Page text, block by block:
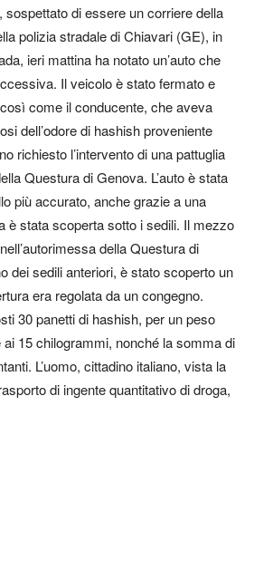
sospettato di essere un corriere della
polizia stradale di Chiavari (GE), in
ieri mattina ha notato un’auto che
Il veicolo è stato fermato e
come il conducente, che aveva
dell’odore di hashish proveniente
richiesto l’intervento di una pattuglia
Questura di Genova. L’auto è stata
più accurato, anche grazie a una
è stata scoperta sotto i sedili. Il mezzo
della Questura di
dei sedili anteriori, è stato scoperto un
era regolata da un congegno.
30 panetti di hashish, per un peso
15 chilogrammi, nonché la somma di
L’uomo, cittadino italiano, vista la
di ingente quantitativo di droga,